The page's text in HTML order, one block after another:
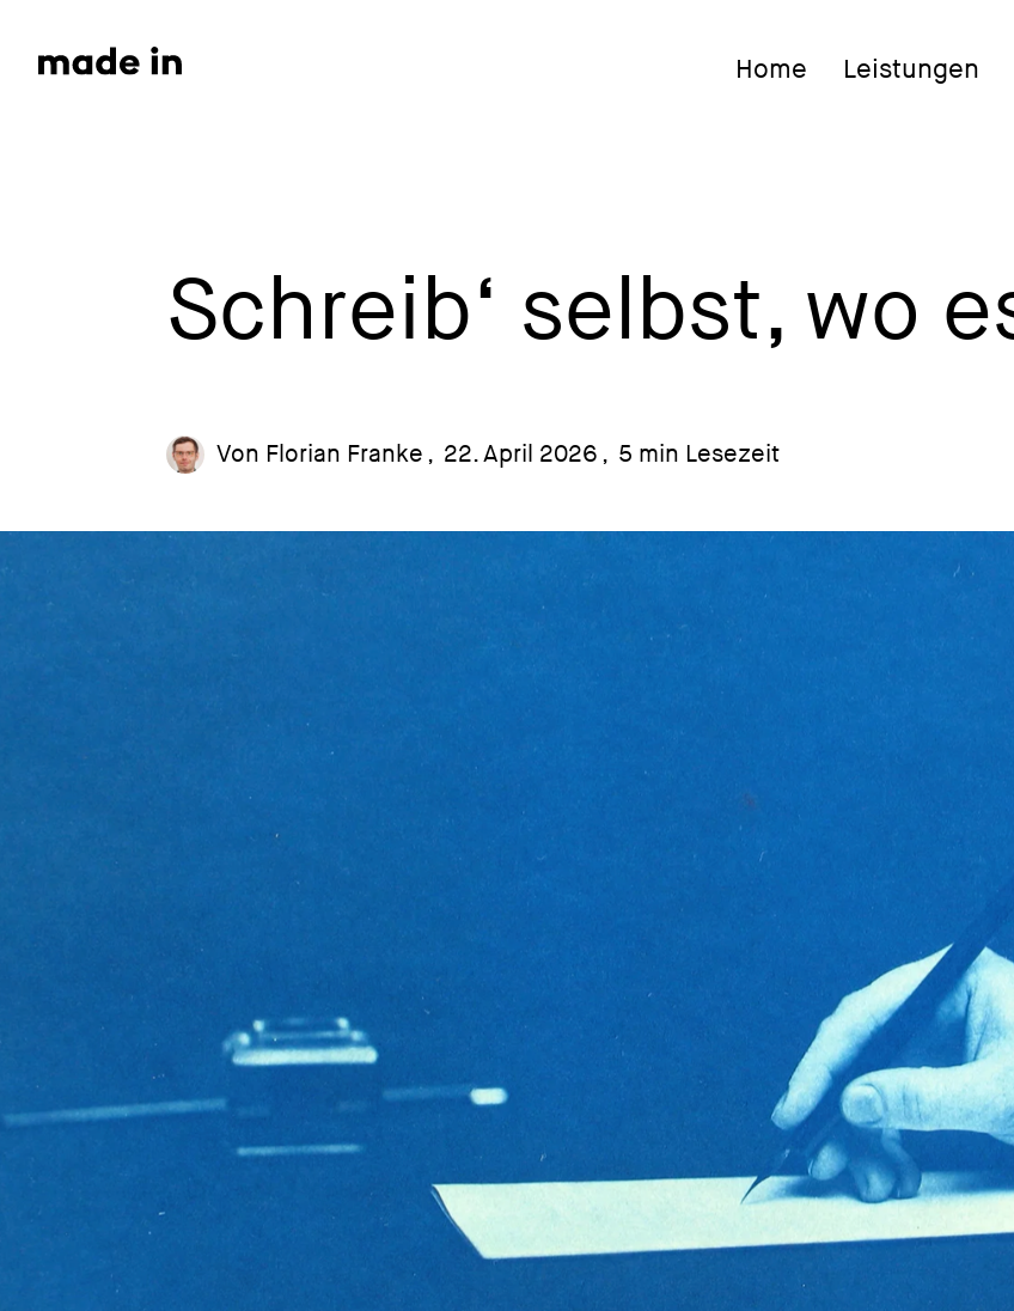
Home Leistungen
Schreib‘ selbst, wo
Von Florian Franke , 22. April 2026 , 5 min Lesezeit